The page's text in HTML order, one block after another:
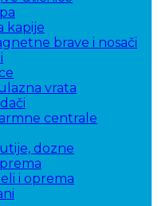
kapije
brave i nosači
vrata
centrale
dozne
i oprema